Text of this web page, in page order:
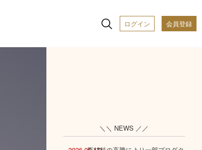
ログイン 会員登録
＼＼ NEWS ／／